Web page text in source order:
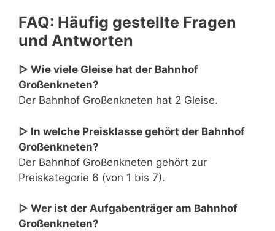
FAQ: Häufig gestellte Fragen
und Antworten
▷ Wie viele Gleise hat der Bahnhof
Großenkneten?
Der Bahnhof Großenkneten hat 2 Gleise.
▷ In welche Preisklasse gehört der Bahnhof
Großenkneten?
Der Bahnhof Großenkneten gehört zur
Preiskategorie 6 (von 1 bis 7).
▷ Wer ist der Aufgabenträger am Bahnhof
Großenkneten?